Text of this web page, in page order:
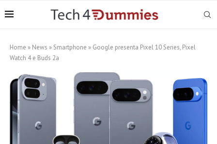
Home » News » Smartphone » Google presenta Pixel 10 Series, Pixel
Watch 4 e Buds 2a